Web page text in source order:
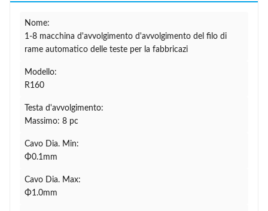
Nome:
1-8 macchina d'avvolgimento d'avvolgimento del filo di
rame automatico delle teste per la fabbricazi
Modello:
R160
Testa d'avvolgimento:
Massimo: 8 pc
Cavo Dia. Min:
Φ0.1mm
Cavo Dia. Max:
Φ1.0mm